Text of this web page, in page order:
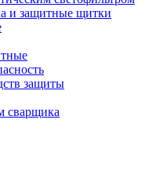
и защитные щитки
защиты
сварщика